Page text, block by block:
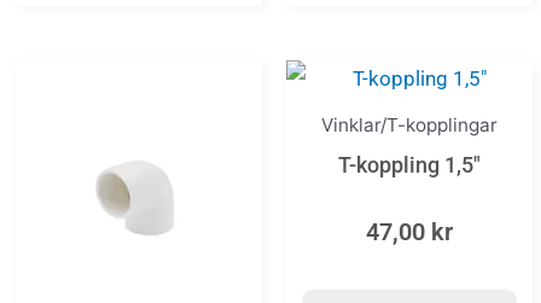
Vinklar/T-kopplingar
T-koppling 1,5″
47,00 kr